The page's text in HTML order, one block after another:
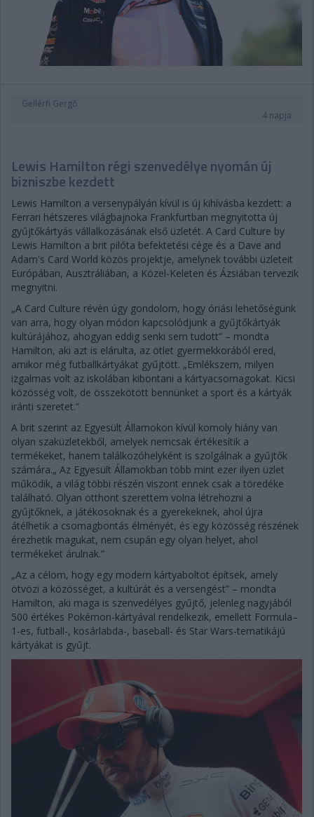
Gellérfi Gergő
4 napja
Lewis Hamilton régi szenvedélye nyomán új
bizniszbe kezdett
Lewis Hamilton a versenypályán kívül is új kihívásba kezdett: a
Ferrari hétszeres világbajnoka Frankfurtban megnyitotta új
gyűjtőkártyás vállalkozásának első üzletét. A Card Culture by
Lewis Hamilton a brit pilóta befektetési cége és a Dave and
Adam's Card World közös projektje, amelynek további üzleteit
Európában, Ausztráliában, a Közel-Keleten és Ázsiában tervezik
megnyitni.
„A Card Culture révén úgy gondolom, hogy óriási lehetőségünk
van arra, hogy olyan módon kapcsolódjunk a gyűjtőkártyák
kultúrájához, ahogyan eddig senki sem tudott” – mondta
Hamilton, aki azt is elárulta, az ötlet gyermekkorából ered,
amikor még futballkártyákat gyűjtött. „Emlékszem, milyen
izgalmas volt az iskolában kibontani a kártyacsomagokat. Kicsi
közösség volt, de összekötött bennünket a sport és a kártyák
iránti szeretet.”
A brit szerint az Egyesült Államokon kívül komoly hiány van
olyan szaküzletekből, amelyek nemcsak értékesítik a
termékeket, hanem találkozóhelyként is szolgálnak a gyűjtők
számára.„ Az Egyesült Államokban több mint ezer ilyen üzlet
működik, a világ többi részén viszont ennek csak a töredéke
található. Olyan otthont szerettem volna létrehozni a
gyűjtőknek, a játékosoknak és a gyerekeknek, ahol újra
átélhetik a csomagbontás élményét, és egy közösség részének
érezhetik magukat, nem csupán egy olyan helyet, ahol
termékeket árulnak.”
„Az a célom, hogy egy modern kártyaboltot építsek, amely
ötvözi a közösséget, a kultúrát és a versengést” – mondta
Hamilton, aki maga is szenvedélyes gyűjtő, jelenleg nagyjából
500 értékes Pokémon-kártyával rendelkezik, emellett Formula–
1-es, futball-, kosárlabda-, baseball- és Star Wars-tematikájú
kártyákat is gyűjt.